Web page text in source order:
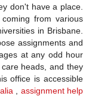
don't have a place.
from various
in Brisbane.
assignments and
at any odd hour
heads, and they
office is accessible
assignment help